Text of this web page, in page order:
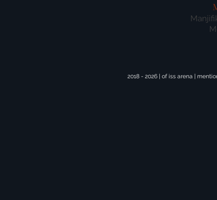
2018 - 2026 | of iss arena |